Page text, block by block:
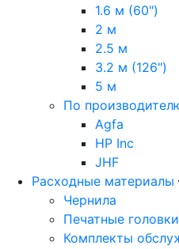
1.6 м (60")
2 м
2.5 м
3.2 м (126")
5 м
По
Agfa
HP Inc
JHF
Расходные материалы
Чернила
Печатные головки
Комплекты